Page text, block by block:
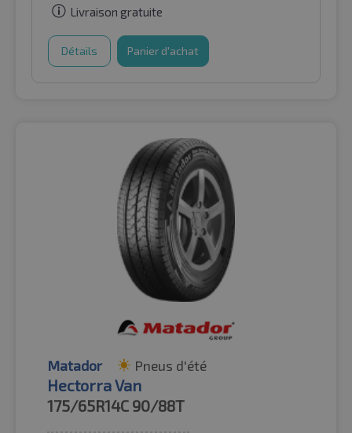
Livraison gratuite
Détails Panier d'achat
Matador Pneus d'été
Hectorra Van
175/65R14C 90/88T